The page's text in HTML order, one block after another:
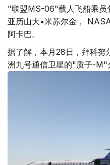
"联盟MS-06"载人飞船乘员
亚历山大•米苏尔金，
阿卡巴。
据了解，本月28日，拜科努
洲九号通信卫星的"质子-M"